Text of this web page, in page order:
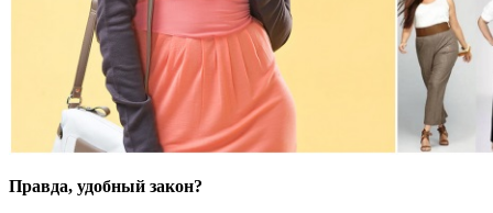
Правда, удобный закон?